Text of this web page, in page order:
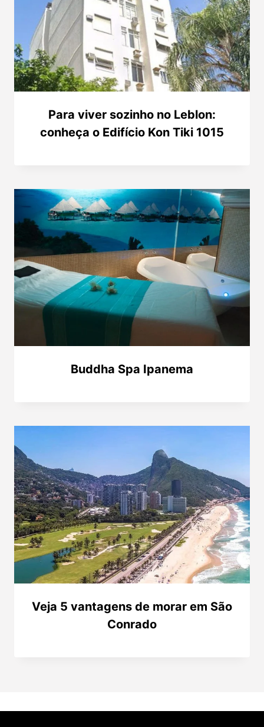
Para viver sozinho no Leblon:
conheça o Edifício Kon Tiki 1015
Buddha Spa Ipanema
Veja 5 vantagens de morar em São
Conrado